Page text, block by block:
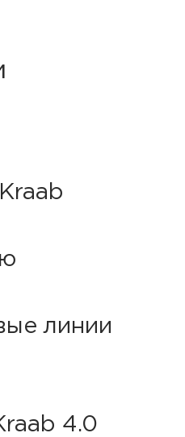
линии
4.0